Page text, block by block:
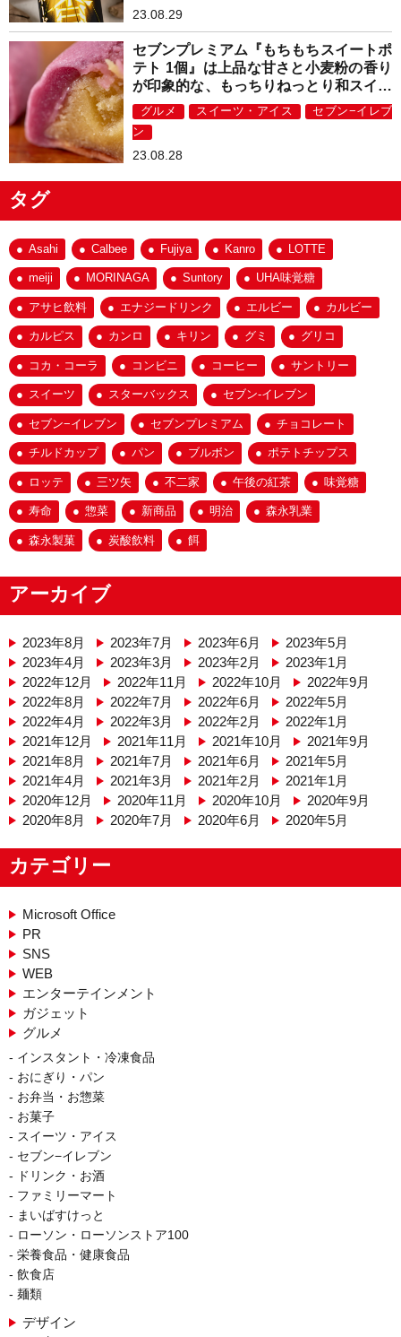
23.08.29
セブンプレミアム『もちもちスイートポ
テト 1個』は上品な甘さと小麦粉の香り
が印象的な、もっちりねっとり和スイー
ツ！
グルメ スイーツ・アイス
セブン−イレブ
ン
23.08.28
タグ
Asahi Calbee Fujiya Kanro LOTTE
meiji MORINAGA Suntory UHA味覚糖
アサヒ飲料 エナジードリンク エルビー カルビー
カルピス カンロ キリン グミ グリコ
コカ・コーラ コンビニ コーヒー サントリー
スイーツ スターバックス セブン-イレブン
セブン−イレブン セブンプレミアム チョコレート
チルドカップ パン ブルボン ポテトチップス
ロッテ 三ツ矢 不二家 午後の紅茶 味覚糖
寿命 惣菜 新商品 明治 森永乳業
森永製菓 炭酸飲料 餌
アーカイブ
2023年8月 2023年7月 2023年6月
2023年5月
2023年4月
2023年3月 2023年2月
2023年1月
2022年12月
2022年11月 2022年10月
2022年9月
2022年8月
2022年7月 2022年6月
2022年5月
2022年4月
2022年3月 2022年2月
2022年1月
2021年12月
2021年11月 2021年10月
2021年9月
2021年8月
2021年7月 2021年6月
2021年5月
2021年4月
2021年3月 2021年2月
2021年1月
2020年12月
2020年11月 2020年10月
2020年9月
2020年8月
2020年7月 2020年6月 2020年5月
カテゴリー
Microsoft Office
PR
SNS
WEB
エンターテインメント
ガジェット
グルメ
インスタント・冷凍食品
おにぎり・パン
お弁当・お惣菜
お菓子
スイーツ・アイス
セブン−イレブン
ドリンク・お酒
ファミリーマート
まいばすけっと
ローソン・ローソンストア100
栄養食品・健康食品
飲食店
麺類
デザイン